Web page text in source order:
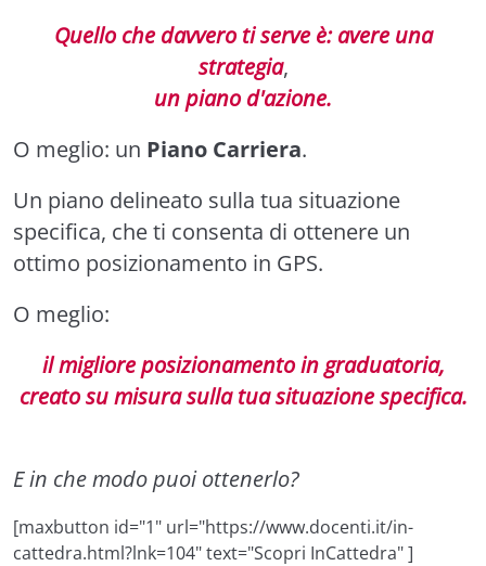
Quello che davvero ti serve è: avere una
strategia,
un piano d'azione.
O meglio: un Piano Carriera.
Un piano delineato sulla tua situazione
specifica, che ti consenta di ottenere un
ottimo posizionamento in GPS.
O meglio:
il migliore posizionamento in graduatoria,
creato su misura sulla tua situazione specifica.
E in che modo puoi ottenerlo?
[maxbutton id="1" url="https://www.docenti.it/in-
cattedra.html?lnk=104" text="Scopri InCattedra" ]